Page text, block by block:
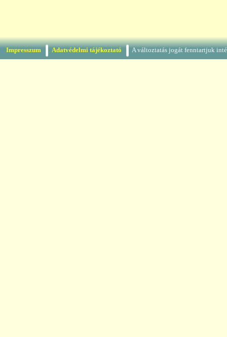
Impresszum Adatvédelmi tájékoztató A változtatás jogát fenntartjuk